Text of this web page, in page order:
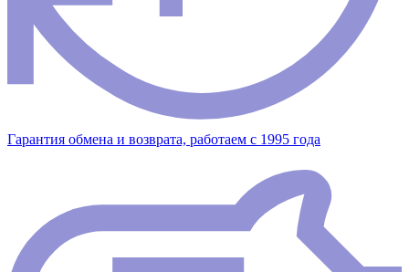
Гарантия обмена и возврата, работаем с 1995 года